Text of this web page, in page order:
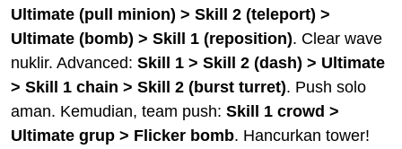
Ultimate (pull minion) > Skill 2 (teleport) >
Ultimate (bomb) > Skill 1 (reposition). Clear wave
nuklir. Advanced: Skill 1 > Skill 2 (dash) > Ultimate
> Skill 1 chain > Skill 2 (burst turret). Push solo
aman. Kemudian, team push: Skill 1 crowd >
Ultimate grup > Flicker bomb. Hancurkan tower!